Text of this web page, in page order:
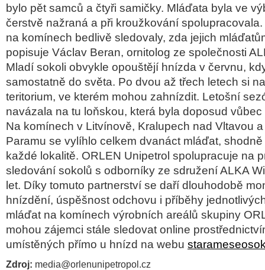
bylo pět samců a čtyři samičky. Mláďata byla ve
čerstvě nažraná a při kroužkování
na komínech bedlivě sledovaly, zda jejich
popisuje Václav Beran, ornitolog ze společnosti
Mladí sokoli obvykle opouštějí hnízda v červnu,
samostatně do světa. Po dvou až třech letech si
teritorium, ve kterém mohou zahnízdit. Letošní
navázala na tu loňskou, která byla doposud
Na komínech v Litvínově, Kralupech nad Vltavou
Paramu se vylíhlo celkem dvanáct mláďat,
každé lokalitě. ORLEN Unipetrol spolupracuje na
sledování sokolů s odborníky ze sdružení ALKA
let. Díky tomuto partnerství se daří dlouhodobě
hnízdění, úspěšnost odchovu i příběhy
mláďat na komínech výrobních areálů skupiny
mohou zájemci stále sledovat online
umístěných přímo u hnízd na webu
Zdroj: media@orlenunipetropol.cz